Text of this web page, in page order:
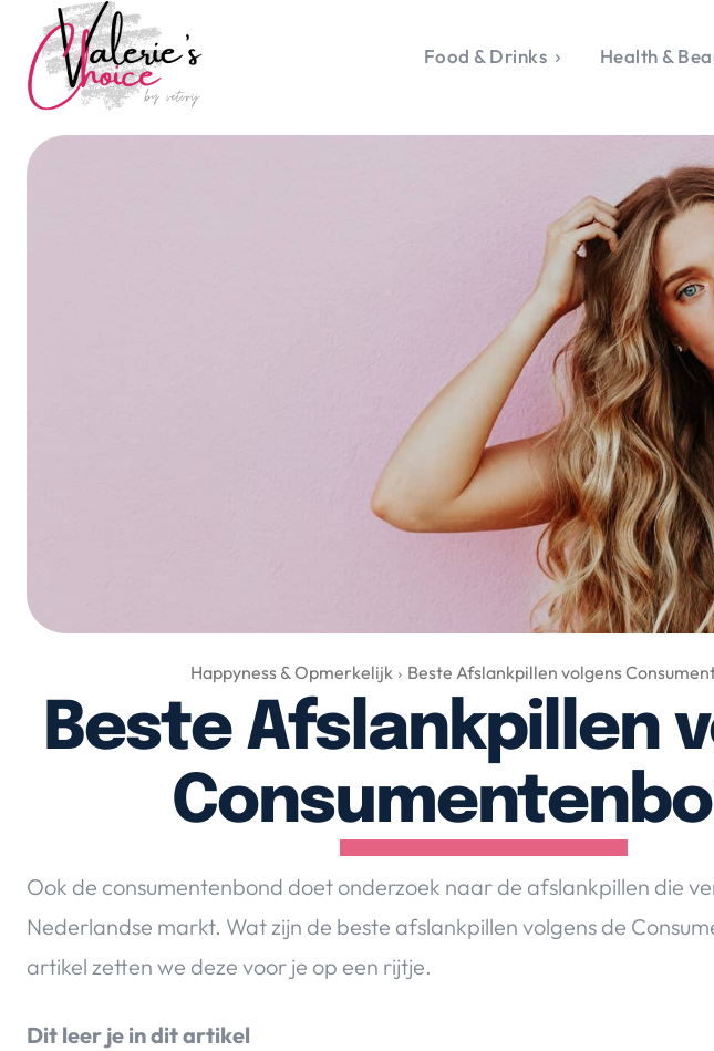
Happyness & Opmerkelijk
Lifestyle, Sport &
Duurzaamheid
Gadgets & Tech
Top 5 van Valerie
Health & Beauty
Huis & Tuin
Nieuws & Media
De Top 5
Contact
Food & Drinks Health &
Happyness & Opmerkelijk Beste Afslankpillen volgens
Beste Afslankpillen
Ook de consumentenbond doet onderzoek naar de afslankpillen die
Nederlandse markt. Wat zijn de beste afslankpillen volgens de
artikel zetten we deze voor je op een rijtje.
Dit leer je in dit artikel